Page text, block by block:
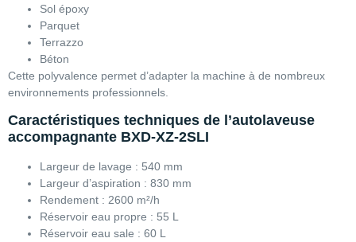
Sol époxy
Parquet
Terrazzo
Béton
Cette polyvalence permet d’adapter la machine à de nombreux
environnements professionnels.
Caractéristiques techniques de l’autolaveuse
accompagnante BXD-XZ-2SLI
Largeur de lavage : 540 mm
Largeur d’aspiration : 830 mm
Rendement : 2600 m²/h
Réservoir eau propre : 55 L
Réservoir eau sale : 60 L